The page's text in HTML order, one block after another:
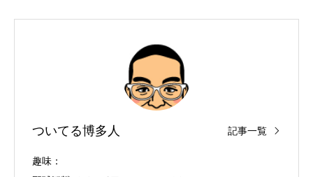
ついてる博多人 記事一覧
趣味：